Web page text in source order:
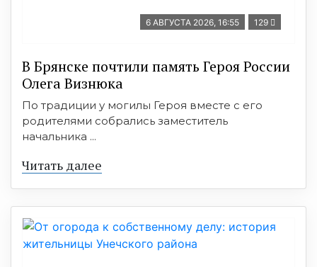
6 АВГУСТА 2026, 16:55 129
В Брянске почтили память Героя России
Олега Визнюка
По традиции у могилы Героя вместе с его
родителями собрались заместитель
начальника ...
Читать далее